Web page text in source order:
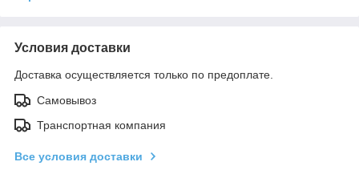
Условия доставки
Доставка осуществляется только по предоплате.
Самовывоз
Транспортная компания
Все условия доставки